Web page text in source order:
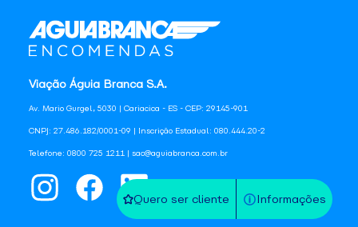
Quero ser cliente Informações
Viação Águia Branca S.A.
Av. Mario Gurgel, 5030 | Cariacica - ES - CEP: 29145-901
CNPJ: 27.486.182/0001-09 | Inscrição Estadual: 080.444.20-2
Telefone: 0800 725 1211 | sac@aguiabranca.com.br